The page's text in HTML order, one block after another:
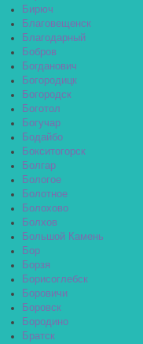
Бирюч
Благовещенск
Благодарный
Бобров
Богданович
Богородицк
Богородск
Боготол
Богучар
Бодайбо
Бокситогорск
Болгар
Бологое
Болотное
Болохово
Болхов
Большой Камень
Бор
Борзя
Борисоглебск
Боровичи
Боровск
Бородино
Братск